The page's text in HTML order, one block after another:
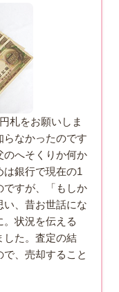
札をお願いしま
らなかったのです
のへそくりか何か
は銀行で現在の1
ですが、「もしか
い、昔お世話にな
。状況を伝える
した。査定の結
、売却すること